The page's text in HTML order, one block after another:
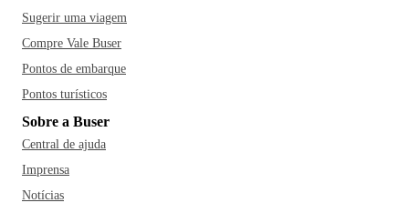
Sugerir uma viagem
Compre Vale Buser
Pontos de embarque
Pontos turísticos
Sobre a Buser
Central de ajuda
Imprensa
Notícias